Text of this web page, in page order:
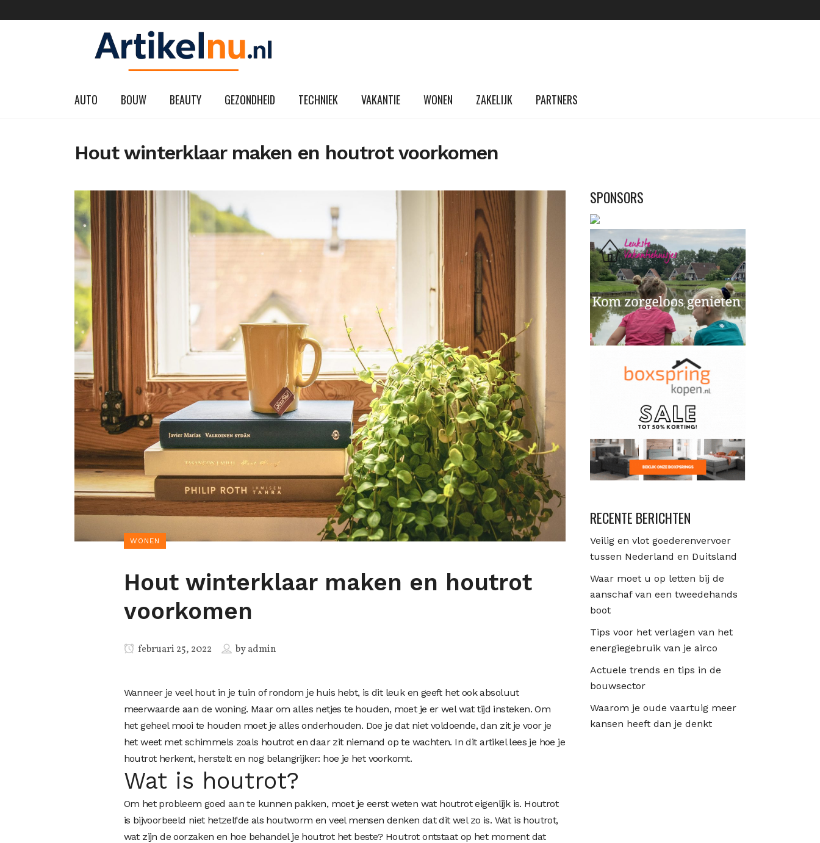
AUTO BOUW BEAUTY GEZONDHEID TECHNIEK VAKANTIE WONEN ZAKELIJK PARTNERS
Hout winterklaar maken en houtrot voorkomen
WONEN
Hout winterklaar maken en houtrot
voorkomen
februari 25, 2022 byadmin
Wanneer je veel hout in je tuin of rondom je huis hebt, is dit leuk en geeft het ook absoluut
meerwaarde aan de woning. Maar om alles netjes te houden, moet je er wel wat tijd insteken. Om
het geheel mooi te houden moet je alles onderhouden. Doe je dat niet voldoende, dan zit je voor je
het weet met schimmels zoals houtrot en daar zit niemand op te wachten. In dit artikel lees je hoe je
houtrot herkent, herstelt en nog belangrijker: hoe je het voorkomt.
Wat is houtrot?
Om het probleem goed aan te kunnen pakken, moet je eerst weten wat houtrot eigenlijk is. Houtrot
is bijvoorbeeld niet hetzelfde als houtworm en veel mensen denken dat dit wel zo is. Wat is houtrot,
wat zijn de oorzaken en hoe behandel je houtrot het beste? Houtrot ontstaat op het moment dat
SPONSORS
RECENTE BERICHTEN
Veilig en vlot goederenvervoer
tussen Nederland en Duitsland
Waar moet u op letten bij de
aanschaf van een tweedehands
boot
Tips voor het verlagen van het
energiegebruik van je airco
Actuele trends en tips in de
bouwsector
Waarom je oude vaartuig meer
kansen heeft dan je denkt